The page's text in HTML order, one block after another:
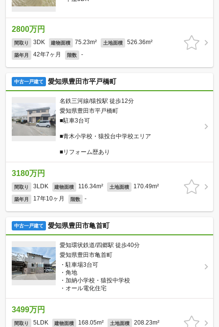
2800万円
間取り 3DK 建物面積 75.23m² 土地面積 526.36m²
築年月 42年7ヶ月 階数 -
中古一戸建て 愛知県豊田市平戸橋町
名鉄三河線/猿投駅 徒歩12分
愛知県豊田市平戸橋町
■駐車3台可
■青木小学校・猿投台中学校エリア
■リフォーム歴あり
3180万円
間取り 3LDK 建物面積 116.34m² 土地面積 170.49m²
築年月 17年10ヶ月 階数 -
中古一戸建て 愛知県豊田市亀首町
愛知環状鉄道/四郷駅 徒歩40分
愛知県豊田市亀首町
・駐車場3台可
・角地
・加納小学校・猿投中学校
・オール電化住宅
3499万円
間取り 5LDK 建物面積 168.05m² 土地面積 208.23m²